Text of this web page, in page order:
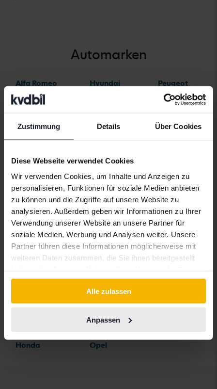
Zustimmung Details Über Cookies
Diese Webseite verwendet Cookies
Wir verwenden Cookies, um Inhalte und Anzeigen zu
personalisieren, Funktionen für soziale Medien anbieten
zu können und die Zugriffe auf unsere Website zu
analysieren. Außerdem geben wir Informationen zu Ihrer
Verwendung unserer Website an unsere Partner für
soziale Medien, Werbung und Analysen weiter. Unsere
Partner führen diese Informationen möglicherweise mit
weiteren Daten zusammen, die Sie ihnen bereitgestellt
gesammelt haben.
Alle zulassen
Anpassen
Automarken
Alfa Romeo
Aston Martin
Cadillac
Chevrolet
Chrysler
Citroen
Dacia
Honda
Hyundai
Lexus
Lynk&Co
Maserati
Mazda
Mercedes
MINI
Opel
Peugeot
Polestar
SEAT
Skoda
Subaru
Suzuki
Tesla